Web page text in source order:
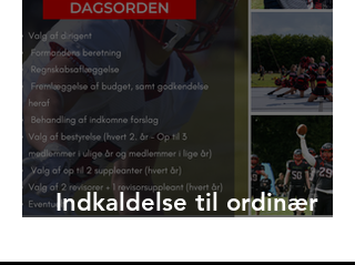
Indkaldelse til ordinær